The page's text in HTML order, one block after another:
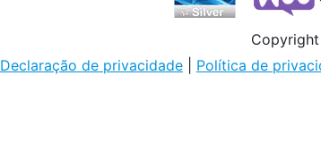
Declaração de privacidade
Política de